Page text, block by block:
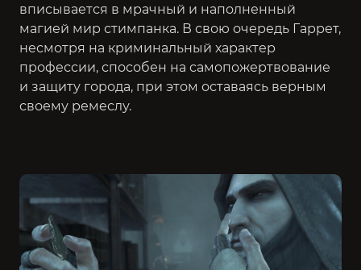
вписывается в мрачный и наполненный
магией мир стимпанка. В свою очередь Гаррет,
несмотря на криминальный характер
профессии, способен на самопожертвование
и защиту города, при этом оставаясь верным
своему ремеслу.